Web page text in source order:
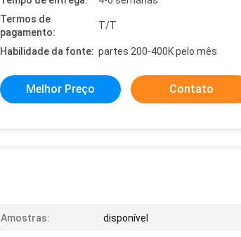
Termos de
pagamento:
T/T
Habilidade da fonte: partes 200-400K pelo mês
Melhor Preço Contato
Amostras: disponível